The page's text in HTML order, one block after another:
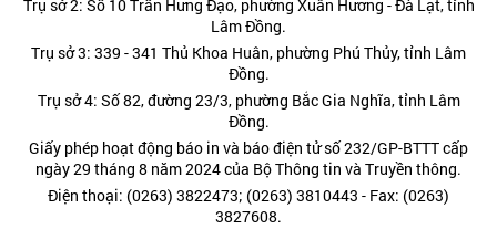
Trụ sở 2: Số 10 Trần Hưng Đạo, phường Xuân Hương - Đà Lạt, tỉnh
Lâm Đồng.
Trụ sở 3: 339 - 341 Thủ Khoa Huân, phường Phú Thủy, tỉnh Lâm
Đồng.
Trụ sở 4: Số 82, đường 23/3, phường Bắc Gia Nghĩa, tỉnh Lâm
Đồng.
Giấy phép hoạt động báo in và báo điện tử số 232/GP-BTTT cấp
ngày 29 tháng 8 năm 2024 của Bộ Thông tin và Truyền thông.
Điện thoại: (0263) 3822473; (0263) 3810443 - Fax: (0263)
3827608.